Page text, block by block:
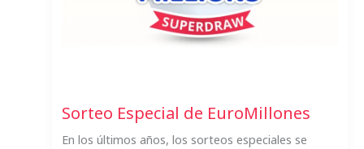
Sorteo Especial de EuroMillones
En los últimos años, los sorteos especiales se